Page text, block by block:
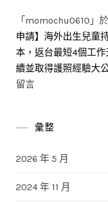
「 momochu0610 」
申請】海外出生兒童
本，返台最短4個工
續並取得護照經驗大
留言
彙整
2026 年 5 月
2024 年 11 月